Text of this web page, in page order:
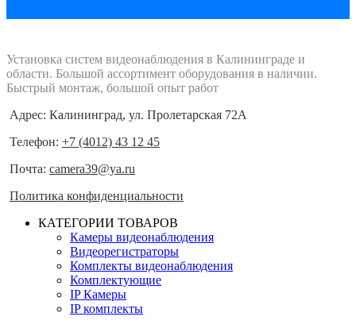
Установка систем видеонаблюдения в Калининграде и
области. Большой ассортимент оборудования в наличии.
Быстрый монтаж, большой опыт работ
Адрес: Калининград, ул. Пролетарская 72А
Телефон: +7 (4012) 43 12 45
Почта: camera39@ya.ru
Политика конфиденциальности
КАТЕГОРИИ ТОВАРОВ
Камеры видеонаблюдения
Видеорегистраторы
Комплекты видеонаблюдения
Комплектующие
IP Камеры
IP комплекты